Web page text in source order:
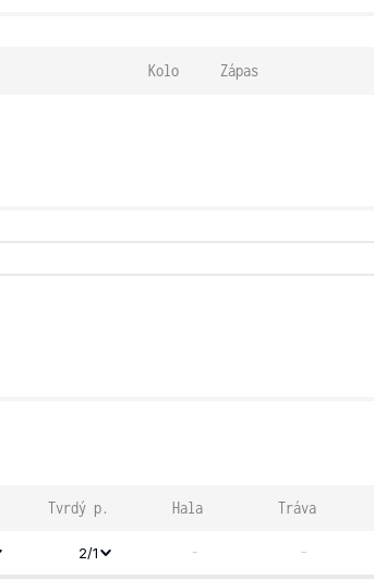
Kolo Zápas
Tvrdý p. Hala Tráva
2/1 - -